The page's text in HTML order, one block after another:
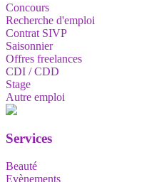
Concours
Recherche d'emploi
Contrat SIVP
Saisonnier
Offres freelances
CDI / CDD
Stage
Autre emploi
Services
Beauté
Evènements